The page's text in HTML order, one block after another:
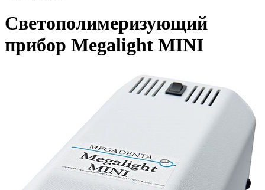
Светополимеризующий
прибор Megalight MINI